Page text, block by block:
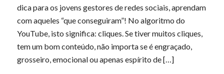
dica para os jovens gestores de redes sociais, aprendam
com aqueles “que conseguiram”! No algoritmo do
YouTube, isto significa: cliques. Se tiver muitos cliques,
tem um bom conteúdo, não importa se é engraçado,
grosseiro, emocional ou apenas espírito de […]